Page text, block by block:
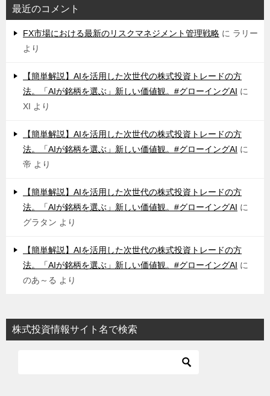
最近のコメント
FX市場における最新のリスクマネジメント管理戦略 に ラリー
より
【簡単解説】AIを活用した次世代の株式投資トレードの方
法。「AIが銘柄を選ぶ」新しい価値観。#グローイングAI に
XI より
【簡単解説】AIを活用した次世代の株式投資トレードの方
法。「AIが銘柄を選ぶ」新しい価値観。#グローイングAI に
帝 より
【簡単解説】AIを活用した次世代の株式投資トレードの方
法。「AIが銘柄を選ぶ」新しい価値観。#グローイングAI に
グラタン より
【簡単解説】AIを活用した次世代の株式投資トレードの方
法。「AIが銘柄を選ぶ」新しい価値観。#グローイングAI に
のあ～る より
株式投資情報サイト名で検索